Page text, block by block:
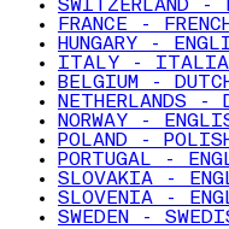
SWITZERLAND -
FRANCE - FRENCH
HUNGARY -
ITALY -
BELGIUM -
NETHERLANDS -
NORWAY -
POLAND -
PORTUGAL -
SLOVAKIA -
SLOVENIA -
SWEDEN -